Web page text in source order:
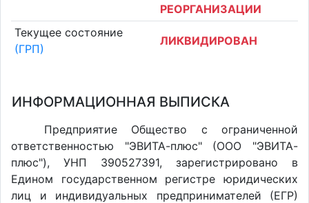
РЕОРГАНИЗАЦИИ
Текущее состояние
(ГРП)
ЛИКВИДИРОВАН
ИНФОРМАЦИОННАЯ ВЫПИСКА
Предприятие Общество с ограниченной
ответственностью "ЭВИТА-плюс" (ООО "ЭВИТА-
плюс"), УНП 390527391, зарегистрировано в
Едином государственном регистре юридических
лиц и индивидуальных предпринимателей (ЕГР)